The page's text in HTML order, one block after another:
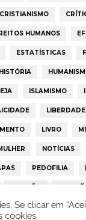
CRISTIANISMO
HUMANOS
ESTATÍSTICAS
HISTÓRIA
ISLAMISMO
LIBERDADE
LIVRO
NOTÍCIAS
PEDOFILIA
RELIGIÃO
Se clicar em
cookies.